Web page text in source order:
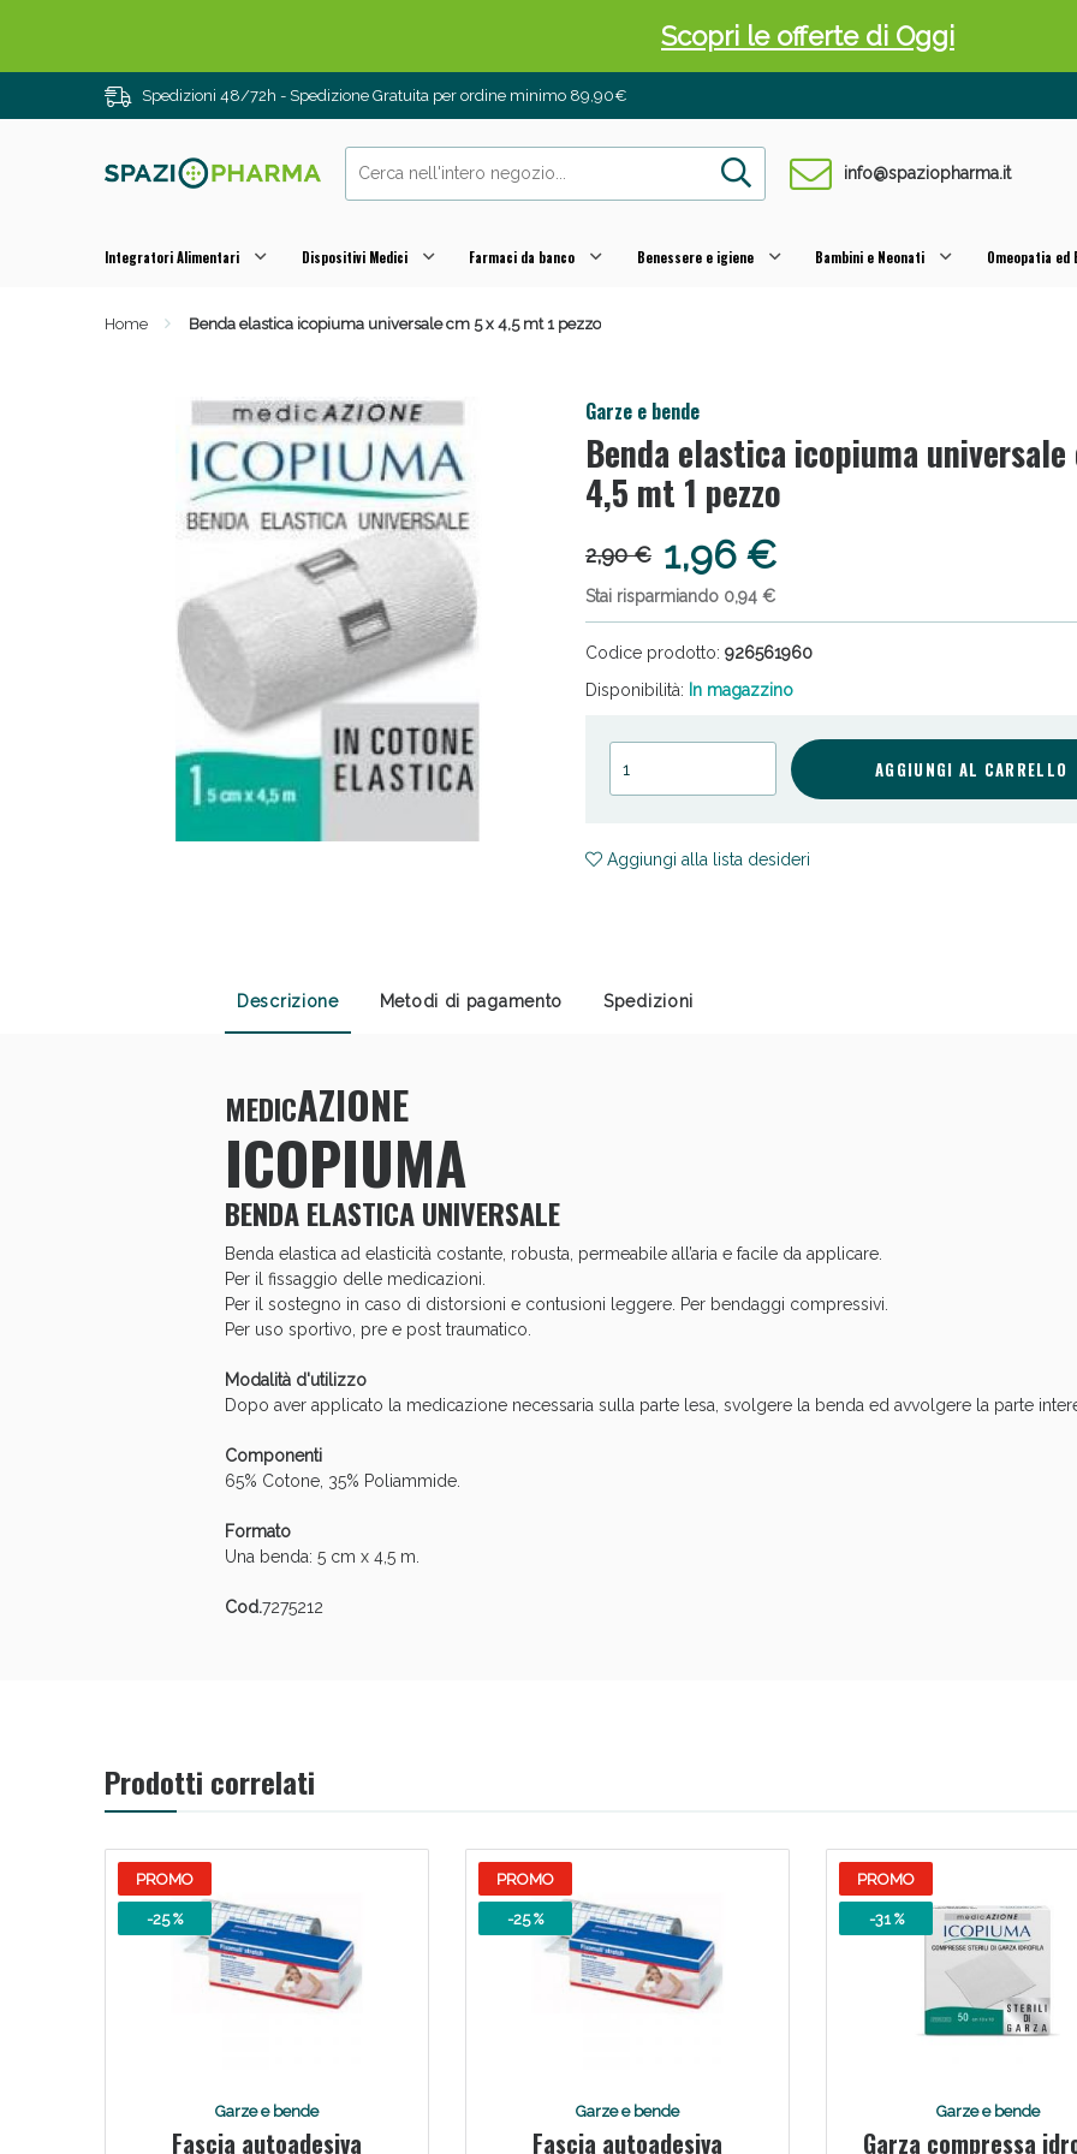
Spedizioni 48/72h - Spedizione Gratuita per ordine minimo 89,90€
info@spaziopharma.it
Integratori Alimentari Dispositivi Medici Farmaci da banco Benessere e igiene Bambini e Neonati Omeopatia
Home Benda elastica icopiuma universale cm 5 x 4,5 mt 1 pezzo
Garze e bende
Benda elastica icopiuma universale
4,5 mt 1 pezzo
2,90 € 1,96 €
Stai risparmiando 0,94 €
Codice prodotto: 926561960
Disponibilità: In magazzino
AGGIUNGI AL CARRELLO
Aggiungi alla lista desideri
Descrizione Metodi di pagamento Spedizioni
MEDICAZIONE
ICOPIUMA
BENDA ELASTICA UNIVERSALE
Benda elastica ad elasticità costante, robusta, permeabile all’aria e facile da applicare.
Per il fissaggio delle medicazioni.
Per il sostegno in caso di distorsioni e contusioni leggere. Per bendaggi compressivi.
Per uso sportivo, pre e post traumatico.
Modalità d'utilizzo
Dopo aver applicato la medicazione necessaria sulla parte lesa, svolgere la benda ed avvolgere la parte
Componenti
65% Cotone, 35% Poliammide.
Formato
Una benda: 5 cm x 4,5 m.
Cod.7275212
Prodotti correlati
PROMO
-25 %
Garze e bende
Fascia autoadesiva
PROMO
-25 %
Garze e bende
Fascia autoadesiva
PROMO
-31 %
Garze e bende
Garza compressa
Scopri le offerte di Oggi
Drenanti e Pancia Piatta: Sconti fino al 55% validi solo
Salini e Multivitaminici: oggi Sconto extra fino al